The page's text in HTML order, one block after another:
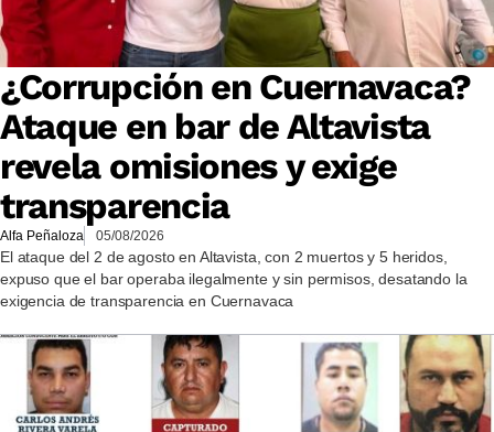
¿Corrupción en Cuernavaca?
Ataque en bar de Altavista
revela omisiones y exige
transparencia
Alfa Peñaloza 05/08/2026
El ataque del 2 de agosto en Altavista, con 2 muertos y 5 heridos,
expuso que el bar operaba ilegalmente y sin permisos, desatando la
exigencia de transparencia en Cuernavaca